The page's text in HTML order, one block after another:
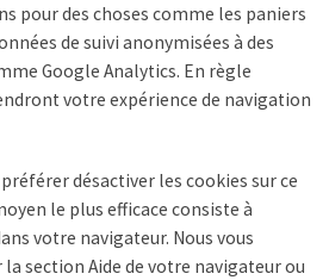
pour des choses comme les paniers
de suivi anonymisées à des
Google Analytics. En règle
votre expérience de navigation
désactiver les cookies sur ce
le plus efficace consiste à
votre navigateur. Nous vous
section Aide de votre navigateur ou